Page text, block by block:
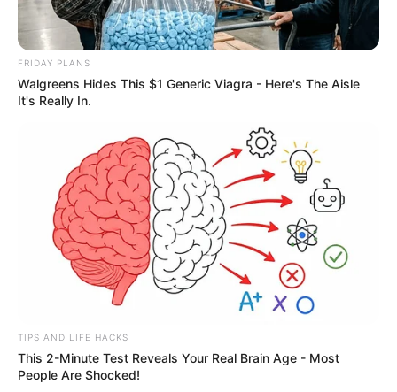
1633
17:17 / 02 Fevral 2026 В МИРЕ
Российский дрон ударил по рынку в
Харькове:есть пострадавшие
1582
FRIDAY PLANS
Walgreens Hides This $1 Generic Viagra - Here's The Aisle
It's Really In.
TIPS AND LIFE HACKS
This 2-Minute Test Reveals Your Real Brain Age - Most
People Are Shocked!